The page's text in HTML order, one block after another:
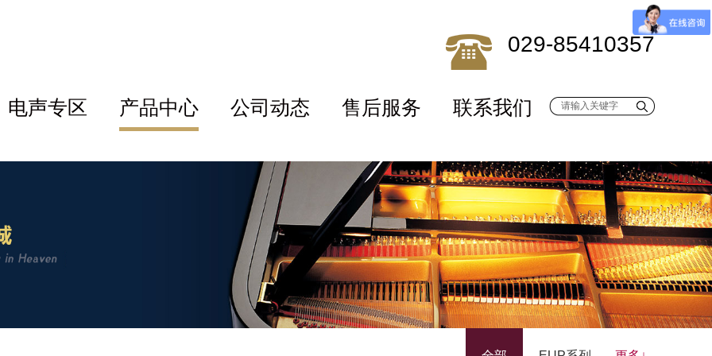
029-85410357
请输入关键字
电声专区 产品中心 公司动态 售后服务 联系我们